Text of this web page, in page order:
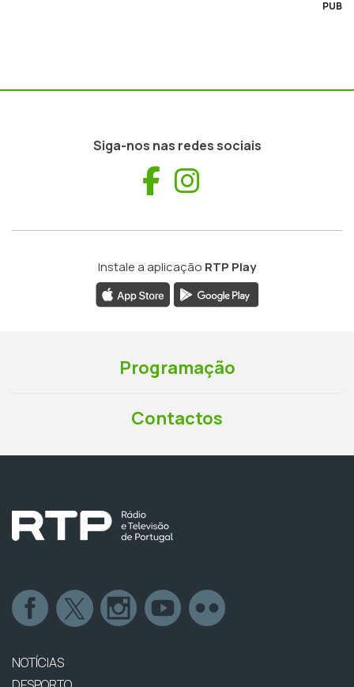
PUB
Siga-nos nas redes sociais
Facebook
Instale a aplicação RTP Play
Programação
Contactos
NOTÍCIAS